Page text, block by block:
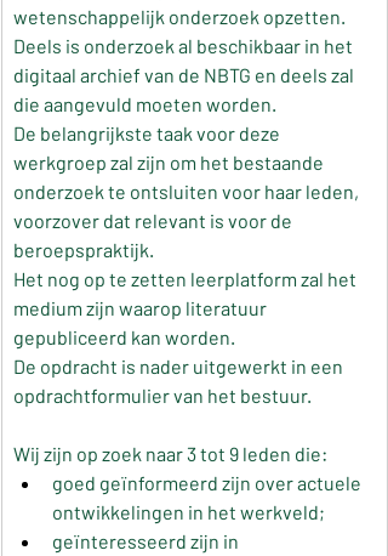
wetenschappelijk onderzoek opzetten.
Deels is onderzoek al beschikbaar in het
digitaal archief van de NBTG en deels zal
die aangevuld moeten worden.
De belangrijkste taak voor deze
werkgroep zal zijn om het bestaande
onderzoek te ontsluiten voor haar leden,
voorzover dat relevant is voor de
beroepspraktijk.
Het nog op te zetten leerplatform zal het
medium zijn waarop literatuur
gepubliceerd kan worden.
De opdracht is nader uitgewerkt in een
opdrachtformulier van het bestuur.
Wij zijn op zoek naar 3 tot 9 leden die:
goed geïnformeerd zijn over actuele
ontwikkelingen in het werkveld;
geïnteresseerd zijn in